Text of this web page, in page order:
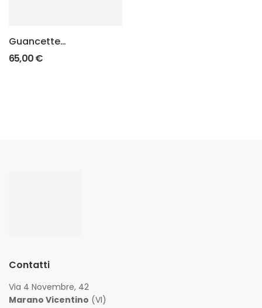
Guancette
SuperGrip 1911
65,00€
Contatti
Via 4 Novembre, 42
Marano Vicentino (VI)